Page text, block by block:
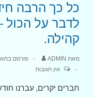
JAWS
2026
כל כך הרבה
לדבר על הכול
קהילה.
מאתADMIN פורסם
אין תגובות
חברים יקרים, עברנו